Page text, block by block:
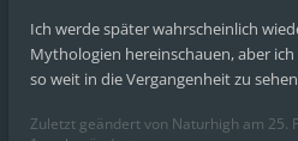
Ich werde später wahrscheinlich
Mythologien hereinschauen, aber
so weit in die Vergangenheit zu
Zuletzt geändert von Naturhigh am 25.